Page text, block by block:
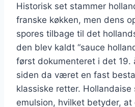
Historisk set stammer
franske køkken, men dens
spores tilbage til det
den blev kaldt “sauce
først dokumenteret i det 19.
siden da været en fast
klassiske retter. Hollandaise
emulsion, hvilket betyder,